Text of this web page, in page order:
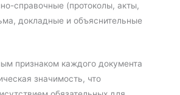
справочные (протоколы, акты,
докладные и объяснительные
признаком каждого документа
значимость, что